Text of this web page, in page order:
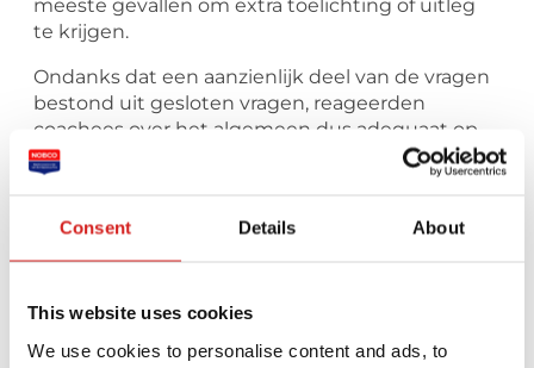
Consent Details About
This website uses cookies
We use cookies to personalise content and ads, to
meeste gevallen om extra toelichting of uitleg
te krijgen.
Ondanks dat een aanzienlijk deel van de vragen
bestond uit gesloten vragen, reageerden
coachees over het algemeen dus adequaat op
de vragen van hun coach met een antwoord.
Gesloten vragen lijken dus niet zondermeer te
open vragen. Bij het analyseren van de reacties
van coachees op de vragen van hun coach
verschillende functies van de vragen, en niet
naar de grammaticale vorm ervan. Op basis van